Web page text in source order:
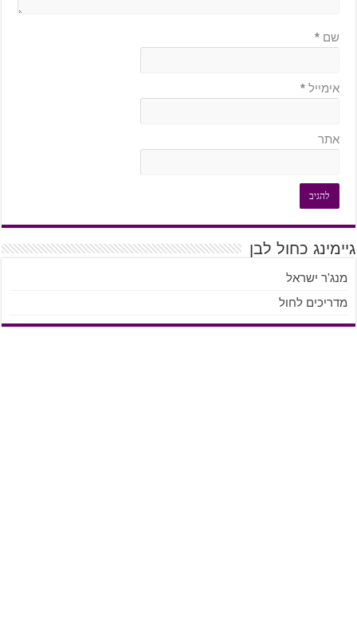
שם *
אימייל *
אתר
גיימינג כחול לבן
מנג'ר ישראל
מדריכים לחול